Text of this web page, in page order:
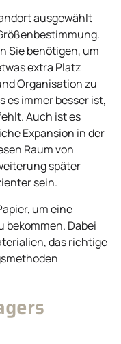
ausgewählt
Sie benötigen, um
extra Platz
Organisation zu
es immer besser ist,
Auch ist es
Expansion in der
Raum von
später
sein.
um eine
bekommen. Dabei
das richtige